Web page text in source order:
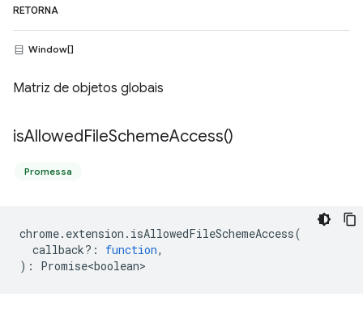
RETORNA
Window[]
Matriz de objetos globais
isAllowedFileSchemeAccess()
Promessa
chrome. extension . isAllowedFileSchemeAccess(
callback? : function,
) : Promise<boolean>